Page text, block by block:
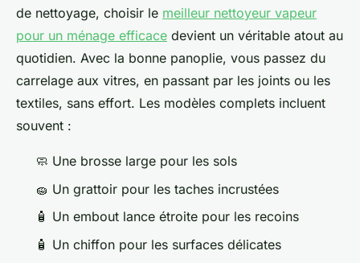
de nettoyage, choisir le meilleur nettoyeur vapeur
pour un ménage efficace devient un véritable atout au
quotidien. Avec la bonne panoplie, vous passez du
carrelage aux vitres, en passant par les joints ou les
textiles, sans effort. Les modèles complets incluent
souvent :
🧼 Une brosse large pour les sols
🧽 Un grattoir pour les taches incrustées
🧴 Un embout lance étroite pour les recoins
🧴 Un chiffon pour les surfaces délicates